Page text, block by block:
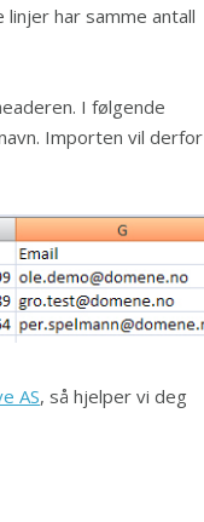
har samme antall
I følgende
Importen vil derfor
AS, så hjelper vi deg